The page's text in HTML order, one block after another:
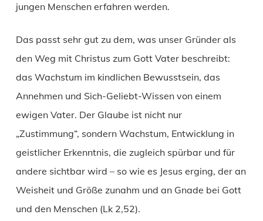
jungen Menschen erfahren werden.
Das passt sehr gut zu dem, was unser Gründer als
den Weg mit Christus zum Gott Vater beschreibt:
das Wachstum im kindlichen Bewusstsein, das
Annehmen und Sich-Geliebt-Wissen von einem
ewigen Vater. Der Glaube ist nicht nur
„Zustimmung“, sondern Wachstum, Entwicklung in
geistlicher Erkenntnis, die zugleich spürbar und für
andere sichtbar wird – so wie es Jesus erging, der an
Weisheit und Größe zunahm und an Gnade bei Gott
und den Menschen (Lk 2,52).